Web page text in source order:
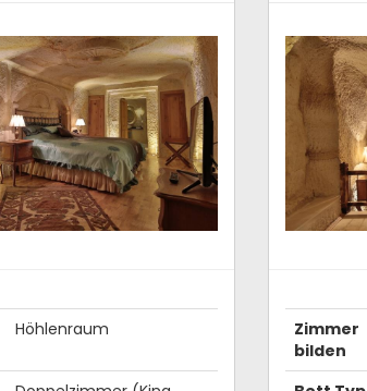
Höhlenraum
Zimmer
bilden